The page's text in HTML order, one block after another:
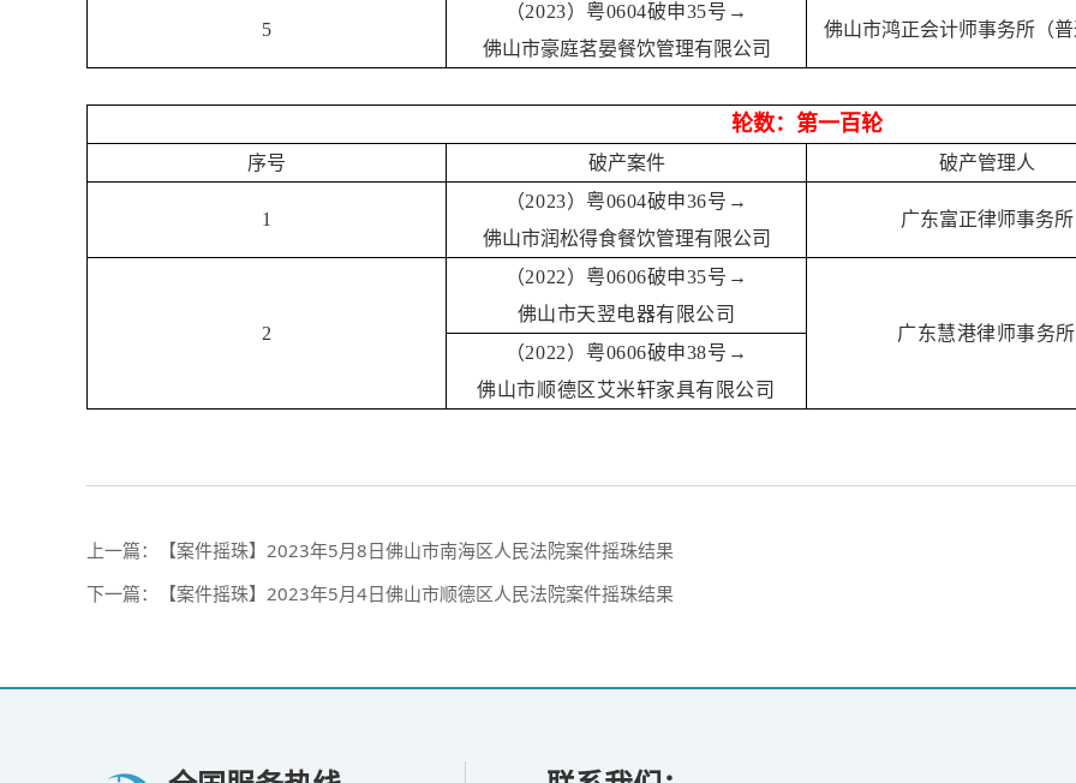
5
（2023）粤0604破申35号→
佛山市豪庭茗晏餐饮管理有限公司
佛山市鸿正会计师事务所（
轮数：第一百轮
序号 破产案件 破产管理人
1
（2023）粤0604破申36号→
佛山市润松得食餐饮管理有限公司
广东富正律师事务所
2
（2022）粤0606破申35号→
佛山市天翌电器有限公司
广东慧港律师事务所
（2022）粤0606破申38号→
佛山市顺德区艾米轩家具有限公司
上一篇：
【案件摇珠】2023年5月8日佛山市南海区人民法院案件摇珠结果
下一篇：
【案件摇珠】2023年5月4日佛山市顺德区人民法院案件摇珠结果